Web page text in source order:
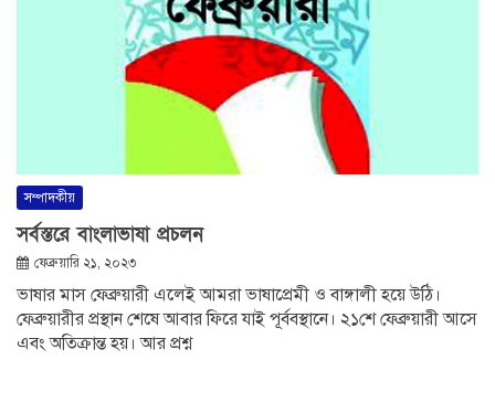
সম্পাদকীয়
সর্বস্তরে বাংলাভাষা প্রচলন
ফেব্রুয়ারি ২১, ২০২৩
ভাষার মাস ফেব্রুয়ারী এলেই আমরা ভাষাপ্রেমী ও বাঙ্গালী হয়ে উঠি।
ফেব্রুয়ারীর প্রস্থান শেষে আবার ফিরে যাই পূর্ববস্থানে। ২১শে ফেব্রুয়ারী আসে
এবং অতিক্রান্ত হয়। আর প্রশ্ন